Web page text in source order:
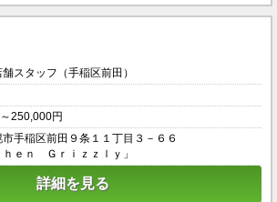
スタッフ（手稲区前田）
250,000円
手稲区前田９条１１丁目３－６６
ｈｅｎ Ｇｒｉｚｚｌｙ」
詳細を見る